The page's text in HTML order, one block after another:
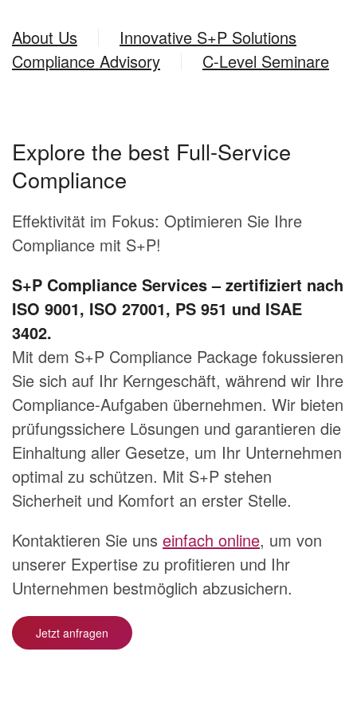
About Us
Innovative S+P Solutions
Compliance Advisory
C-Level Seminare
Explore the best Full-Service
Compliance
Effektivität im Fokus: Optimieren Sie Ihre
Compliance mit S+P!
S+P Compliance Services – zertifiziert nach
ISO 9001, ISO 27001, PS 951 und ISAE
3402.
Mit dem S+P Compliance Package fokussieren
Sie sich auf Ihr Kerngeschäft, während wir Ihre
Compliance-Aufgaben übernehmen. Wir bieten
prüfungssichere Lösungen und garantieren die
Einhaltung aller Gesetze, um Ihr Unternehmen
optimal zu schützen. Mit S+P stehen
Sicherheit und Komfort an erster Stelle.
Kontaktieren Sie uns einfach online, um von
unserer Expertise zu profitieren und Ihr
Unternehmen bestmöglich abzusichern.
Jetzt anfragen